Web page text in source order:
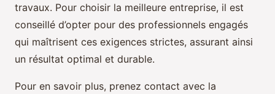
travaux. Pour choisir la meilleure entreprise, il est
conseillé d’opter pour des professionnels engagés
qui maîtrisent ces exigences strictes, assurant ainsi
un résultat optimal et durable.
Pour en savoir plus, prenez contact avec la